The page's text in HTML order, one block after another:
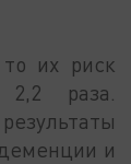
их риск
раза.
и